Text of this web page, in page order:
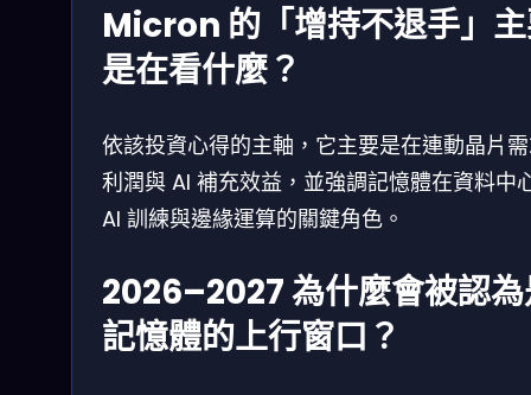
Micron 的「增持不退手」
是在看什麼？
依該投資心得的主軸，它主要是在連動晶片
利潤與 AI 補充效益，並強調記憶體在資料中
AI 訓練與邊緣運算的關鍵角色。
2026–2027 為什麼會被認
記憶體的上行窗口？